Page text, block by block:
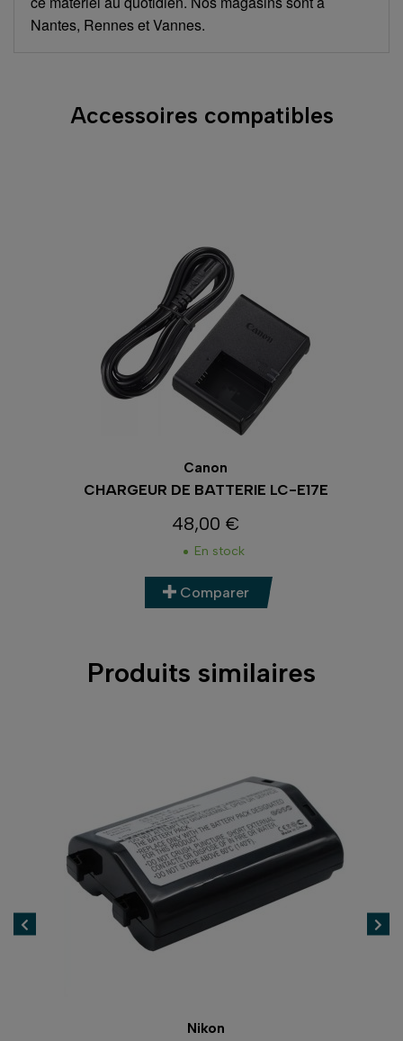
Nantes, Rennes et Vannes.
Accessoires compatibles
Canon
CHARGEUR DE BATTERIE LC-E17E
Prix
48,00 €
En stock
Comparer
Produits similaires
Nikon